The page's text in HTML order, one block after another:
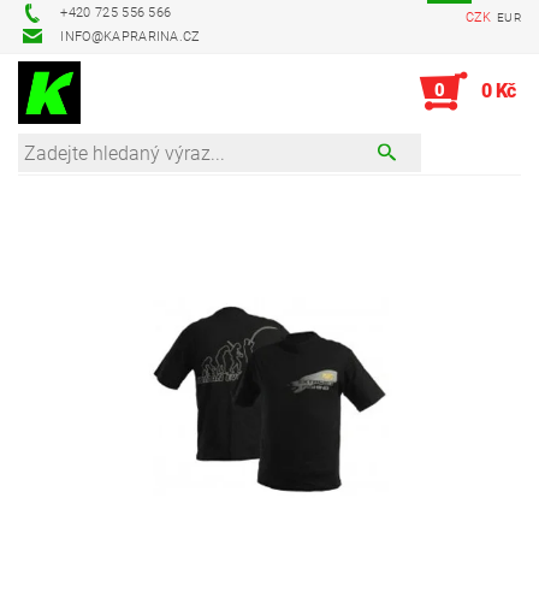
+420 725 556 566
INFO@KAPRARINA.CZ
CZK EUR
0 0 Kč